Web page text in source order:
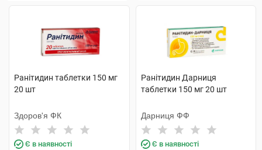
Ранітидин таблетки 150 мг
20 шт
Здоров'я ФК
Є в наявності
Ранітидин Дарниця
таблетки 150 мг 20 шт
Дарниця ФФ
Є в наявності